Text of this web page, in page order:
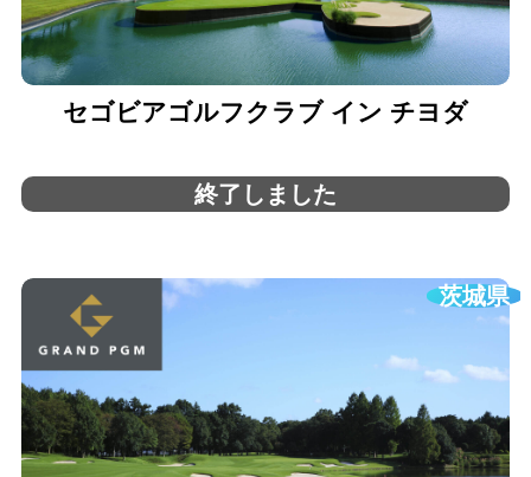
セゴビアゴルフクラブ イン チヨダ
終了しました
茨城県